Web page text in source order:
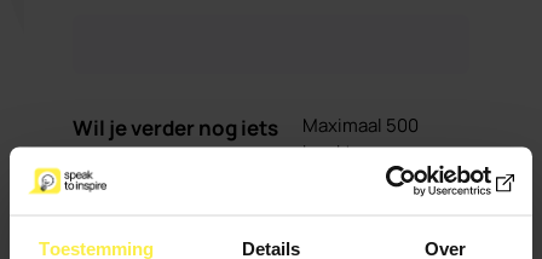
Toestemming Details Over
Wil je verder nog iets
Maximaal 500
karakters